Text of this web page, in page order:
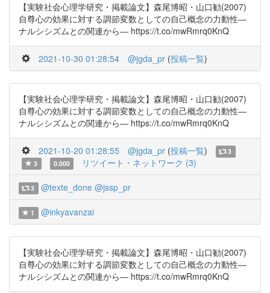
【実験社会心理学研究・掲載論文】森尾博昭・山口勧(2007)
自尊心の効果に対する調節変数としての自己概念の力動性―
ナルシシズムとの関連から― https://t.co/mwRmrq0KnQ
2021-10-30 01:28:54 @jgda_pr (投稿一覧)
【実験社会心理学研究・掲載論文】森尾博昭・山口勧(2007)
自尊心の効果に対する調節変数としての自己概念の力動性―
ナルシシズムとの関連から― https://t.co/mwRmrq0KnQ
2021-10-20 01:28:55 @jgda_pr (投稿一覧)
3
3
0.000 リツイート・ネットワーク (3)
3 @texte_done @jssp_pr
1 @inkyavanzai
【実験社会心理学研究・掲載論文】森尾博昭・山口勧(2007)
自尊心の効果に対する調節変数としての自己概念の力動性―
ナルシシズムとの関連から― https://t.co/mwRmrq0KnQ